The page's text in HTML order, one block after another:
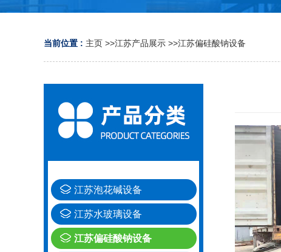
当前位置 : 主页 >>江苏产品展示 >>江苏偏硅酸钠设备
江苏泡花碱设备
江苏水玻璃设备
江苏偏硅酸钠设备